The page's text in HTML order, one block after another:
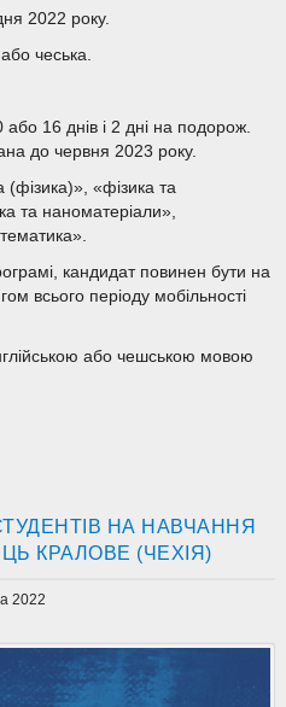
2022 року.
чеська.
16 днів і 2 дні на подорож.
до червня 2023 року.
(фізика)», «фізика та
та наноматеріали»,
кандидат повинен бути на
всього періоду мобільності
або чешською мовою
НА НАВЧАННЯ
КРАЛОВЕ (ЧЕХІЯ)
2022